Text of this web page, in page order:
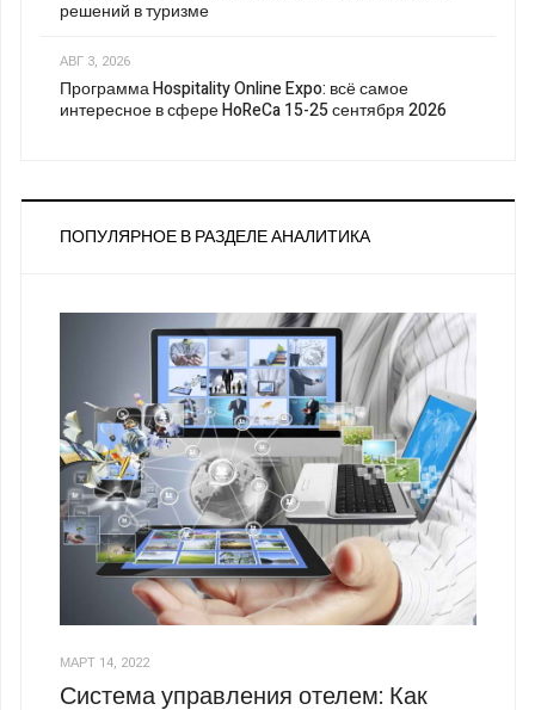
решений в туризме
АВГ 3, 2026
Программа Hospitality Online Expo: всё самое
интересное в сфере HoReCa 15-25 сентября 2026
ПОПУЛЯРНОЕ В РАЗДЕЛЕ АНАЛИТИКА
МАРТ 14, 2022
Система управления отелем: Как